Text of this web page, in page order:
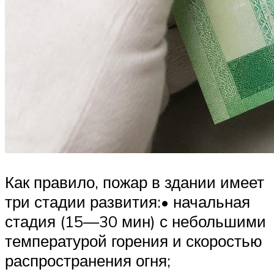
Как правило, пожар в здании имеет
три стадии развития:• начальная
стадия (15—30 мин) с небольшими
температурой горения и скоростью
распространения огня;